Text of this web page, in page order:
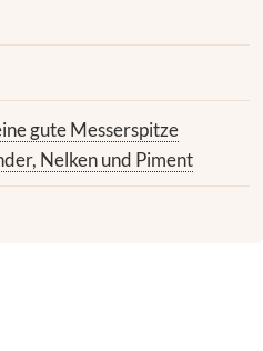
gute Messerspitze
Nelken und Piment